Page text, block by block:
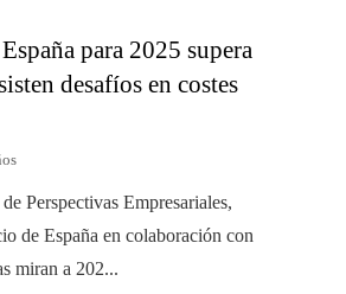
para 2025 supera
desafíos en costes
Perspectivas Empresariales,
de España en colaboración con
miran a 202...